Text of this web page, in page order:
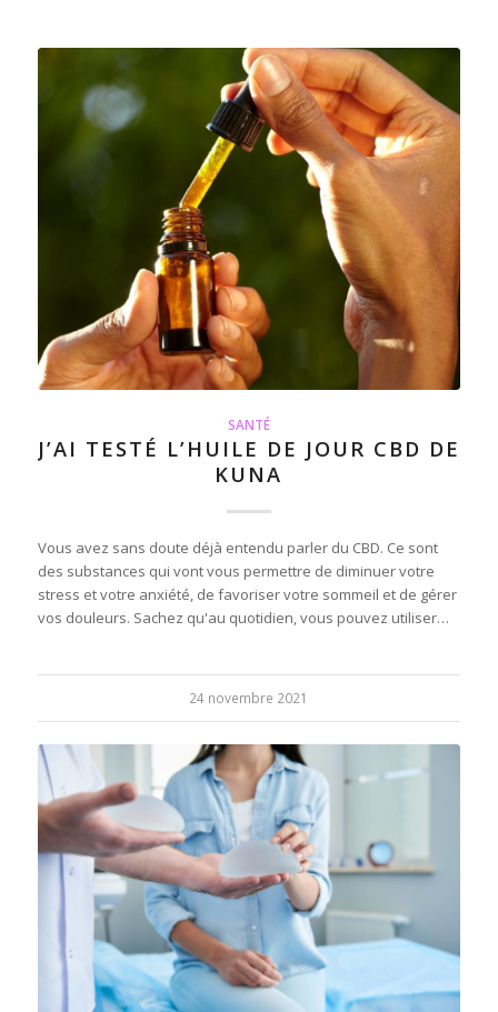
SANTÉ
J’AI TESTÉ L’HUILE DE JOUR CBD DE
KUNA
Vous avez sans doute déjà entendu parler du CBD. Ce sont
des substances qui vont vous permettre de diminuer votre
stress et votre anxiété, de favoriser votre sommeil et de gérer
vos douleurs. Sachez qu'au quotidien, vous pouvez utiliser…
24 novembre 2021